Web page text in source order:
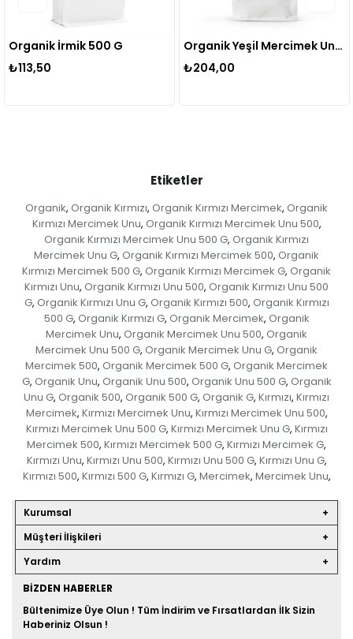
Organik İrmik 500 G
₺113,50
Organik Yeşil Mercimek Unu 500 G
₺204,00
Etiketler
Organik, Organik Kırmızı, Organik Kırmızı Mercimek, Organik
Kırmızı Mercimek Unu, Organik Kırmızı Mercimek Unu 500,
Organik Kırmızı Mercimek Unu 500 G, Organik Kırmızı
Mercimek Unu G, Organik Kırmızı Mercimek 500, Organik
Kırmızı Mercimek 500 G, Organik Kırmızı Mercimek G, Organik
Kırmızı Unu, Organik Kırmızı Unu 500, Organik Kırmızı Unu 500
G, Organik Kırmızı Unu G, Organik Kırmızı 500, Organik Kırmızı
500 G, Organik Kırmızı G, Organik Mercimek, Organik
Mercimek Unu, Organik Mercimek Unu 500, Organik
Mercimek Unu 500 G, Organik Mercimek Unu G, Organik
Mercimek 500, Organik Mercimek 500 G, Organik Mercimek
G, Organik Unu, Organik Unu 500, Organik Unu 500 G, Organik
Unu G, Organik 500, Organik 500 G, Organik G, Kırmızı, Kırmızı
Mercimek, Kırmızı Mercimek Unu, Kırmızı Mercimek Unu 500,
Kırmızı Mercimek Unu 500 G, Kırmızı Mercimek Unu G, Kırmızı
Mercimek 500, Kırmızı Mercimek 500 G, Kırmızı Mercimek G,
Kırmızı Unu, Kırmızı Unu 500, Kırmızı Unu 500 G, Kırmızı Unu G,
Kırmızı 500, Kırmızı 500 G, Kırmızı G, Mercimek, Mercimek Unu,
Kurumsal
Müşteri İlişkileri
Yardım
BIZDEN HABERLER
Bültenimize Üye Olun ! Tüm İndirim ve Fırsatlardan İlk Sizin
Haberiniz Olsun !